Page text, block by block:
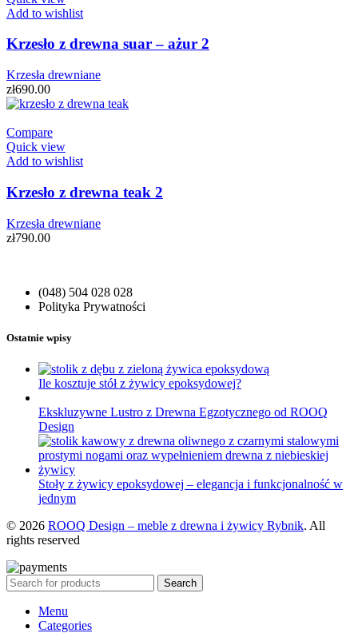
Add to wishlist
Krzesło z drewna suar – ażur 2
Krzesła drewniane
zł690.00
Compare
Quick view
Add to wishlist
Krzesło z drewna teak 2
Krzesła drewniane
zł790.00
(048) 504 028 028
Polityka Prywatności
Ostatnie wpisy
Ile kosztuje stół z żywicy epoksydowej?
Ekskluzywne Lustro z Drewna Egzotycznego od ROOQ
Design
Stoły z żywicy epoksydowej – elegancja i funkcjonalność w
jednym
© 2026 ROOQ Design – meble z drewna i żywicy Rybnik. All
rights reserved
Search
Menu
Categories